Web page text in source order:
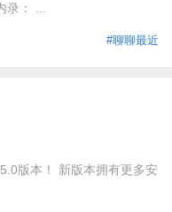
录： ...
#聊聊最近
版本！ 新版本拥有更多安